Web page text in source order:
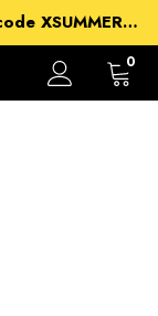
Extra 20% off on Summer Sale - using code XSUMMER2026
99€
0